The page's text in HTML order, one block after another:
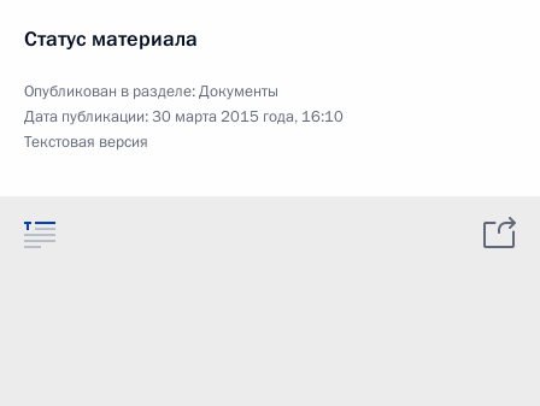
Статус материала
Опубликован в разделе:Документы
Дата публикации:30 марта 2015 года, 16:10
Текстовая версия